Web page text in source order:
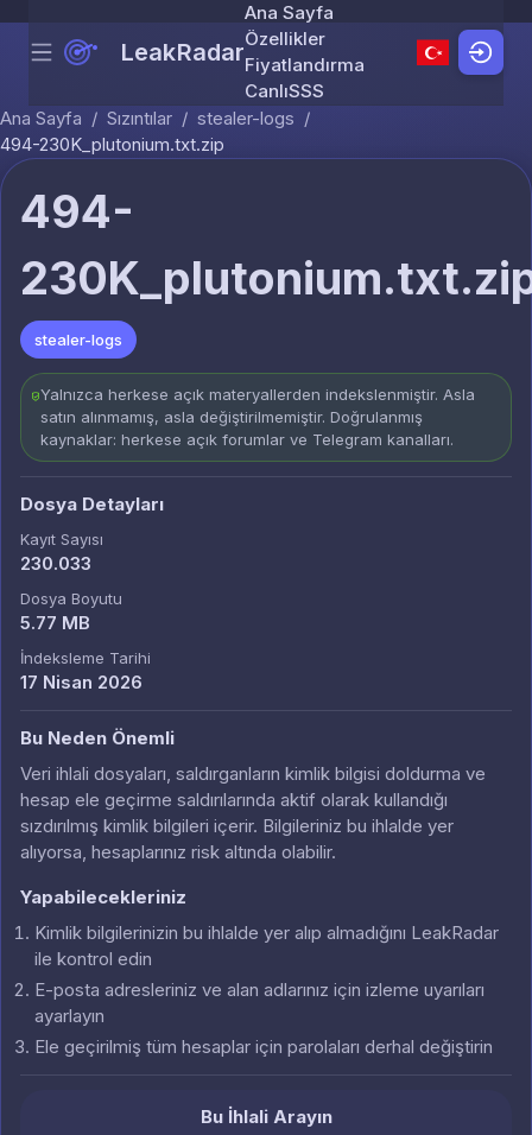
Skip to content
Menu LeakRadar
Ana Sayfa
Özellikler
Fiyatlandırma
CanlıSSS
Ana Sayfa / Sızıntılar / stealer-logs /
494-230K_plutonium.txt.zip
494-
stealer-logs
Yalnızca herkese açık materyallerden indekslenmiştir. Asla
satın alınmamış, asla değiştirilmemiştir. Doğrulanmış
kaynaklar: herkese açık forumlar ve Telegram kanalları.
Dosya Detayları
Kayıt Sayısı
230.033
Dosya Boyutu
5.77 MB
İndeksleme Tarihi
17 Nisan 2026
Bu Neden Önemli
Veri ihlali dosyaları, saldırganların kimlik bilgisi doldurma ve
hesap ele geçirme saldırılarında aktif olarak kullandığı
sızdırılmış kimlik bilgileri içerir. Bilgileriniz bu ihlalde yer
alıyorsa, hesaplarınız risk altında olabilir.
Yapabilecekleriniz
Kimlik bilgilerinizin bu ihlalde yer alıp almadığını LeakRadar
ile kontrol edin
E-posta adresleriniz ve alan adlarınız için izleme uyarıları
ayarlayın
Ele geçirilmiş tüm hesaplar için parolaları derhal değiştirin
Bu İhlali Arayın